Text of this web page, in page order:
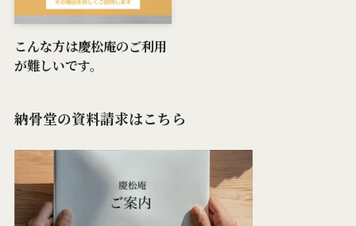
こんな方は慶松庵のご利用
が難しいです。
納骨堂の資料請求はこちら